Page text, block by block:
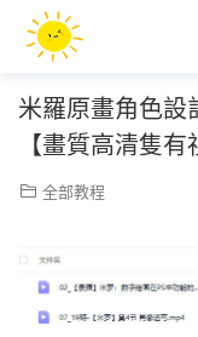
米羅原畫角色設
【畫質高清隻有
全部教程